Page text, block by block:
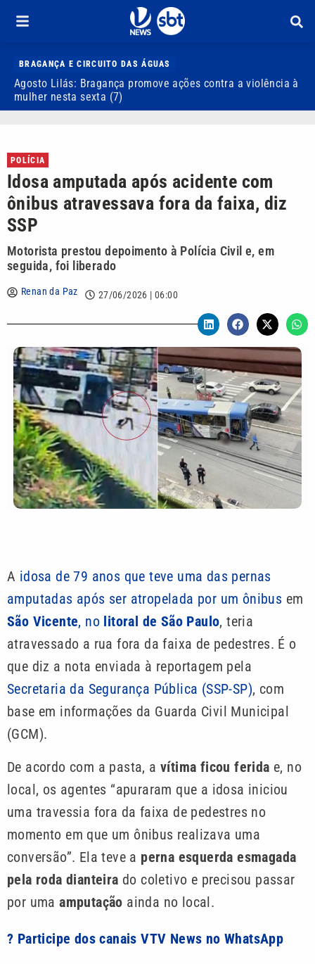
BRAGANÇA E CIRCUITO DAS ÁGUAS
Agosto Lilás: Bragança promove ações contra a violência à
mulher nesta sexta (7)
POLÍCIA
Idosa amputada após acidente com
ônibus atravessava fora da faixa, diz
SSP
Motorista prestou depoimento à Polícia Civil e, em
seguida, foi liberado
Renan da Paz 27/06/2026 | 06:00
A idosa de 79 anos que teve uma das pernas
amputadas após ser atropelada por um ônibus em
São Vicente, no litoral de São Paulo, teria
atravessado a rua fora da faixa de pedestres. É o
que diz a nota enviada à reportagem pela
Secretaria da Segurança Pública (SSP-SP), com
base em informações da Guarda Civil Municipal
(GCM).
De acordo com a pasta, a vítima ficou ferida e, no
local, os agentes “apuraram que a idosa iniciou
uma travessia fora da faixa de pedestres no
momento em que um ônibus realizava uma
conversão”. Ela teve a perna esquerda esmagada
pela roda dianteira do coletivo e precisou passar
por umaamputação ainda no local.
? Participe dos canais VTV News no WhatsApp